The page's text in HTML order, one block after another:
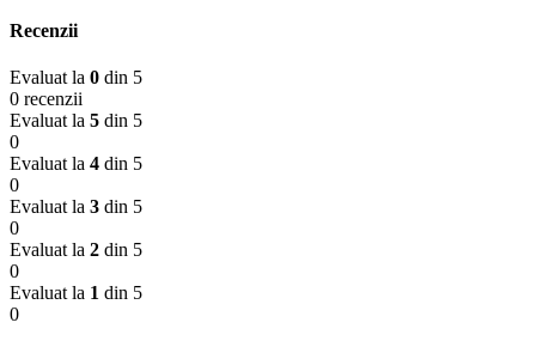
Recenzii
Evaluat la 0 din 5
0 recenzii
Evaluat la 5 din 5
0
Evaluat la 4 din 5
0
Evaluat la 3 din 5
0
Evaluat la 2 din 5
0
Evaluat la 1 din 5
0